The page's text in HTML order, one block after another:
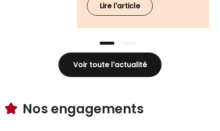
Lire l'article
Voir toute l'actualité
Nos engagements